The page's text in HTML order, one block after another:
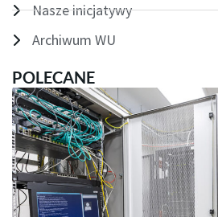
Nasze inicjatywy
Archiwum WU
POLECANE